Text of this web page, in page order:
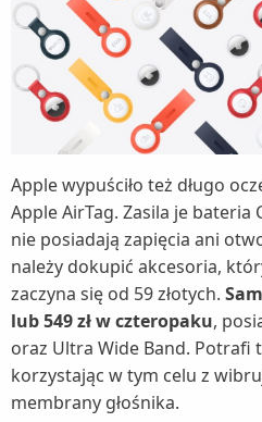
Apple wypuściło też długo
Apple AirTag. Zasila je bateria
nie posiadają zapięcia ani
należy dokupić akcesoria,
zaczyna się od 59 złotych.
lub 549 zł w czteropaku,
oraz Ultra Wide Band. Potrafi
korzystając w tym celu z
membrany głośnika.